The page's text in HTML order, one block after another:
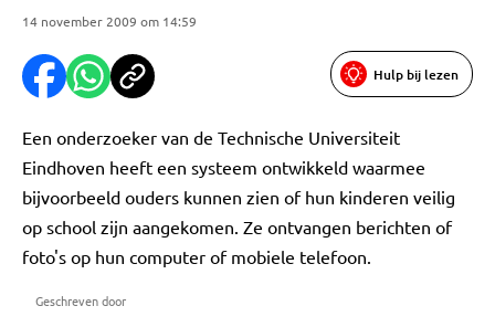
14 november 2009 om 14:59
Hulp bij lezen
Een onderzoeker van de Technische Universiteit
Eindhoven heeft een systeem ontwikkeld waarmee
bijvoorbeeld ouders kunnen zien of hun kinderen veilig
op school zijn aangekomen. Ze ontvangen berichten of
foto's op hun computer of mobiele telefoon.
Geschreven door